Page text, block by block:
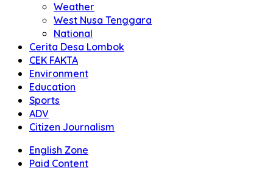
Weather
West Nusa Tenggara
National
Cerita Desa Lombok
CEK FAKTA
Environment
Education
Sports
ADV
Citizen Journalism
English Zone
Paid Content